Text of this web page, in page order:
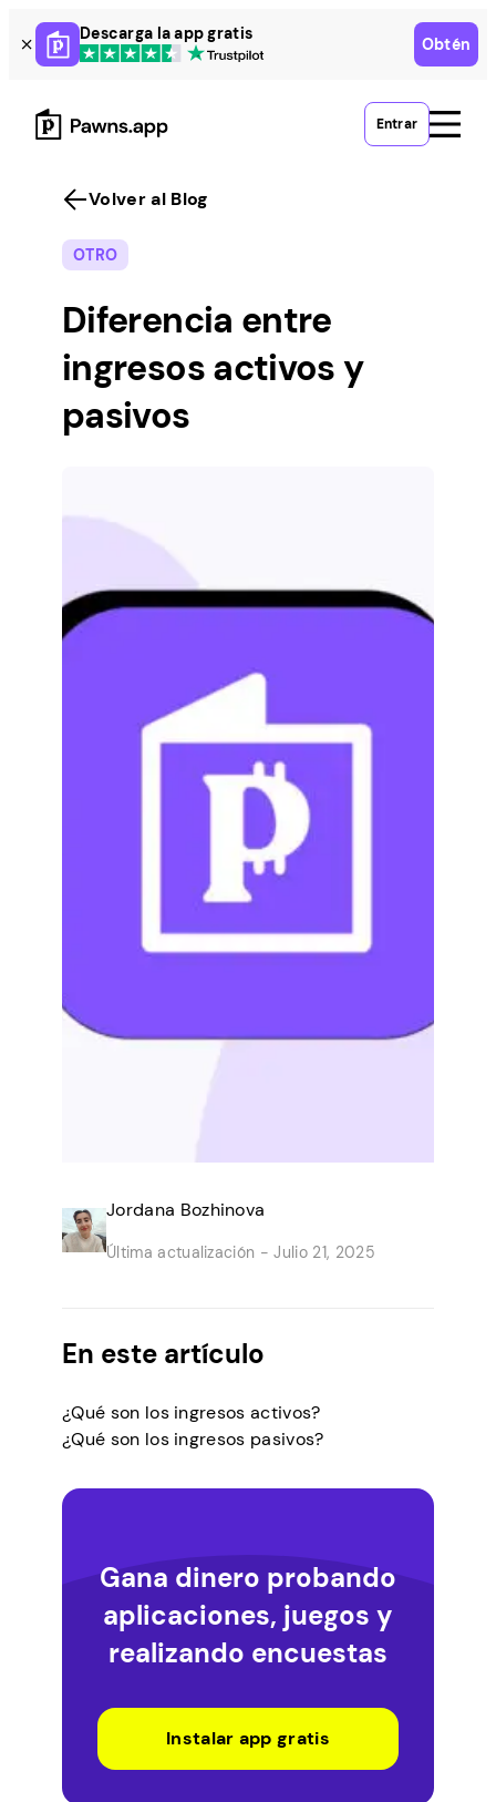
Skip
to
content
Descarga la app gratis
Obtén
Entrar
Volver al Blog
OTRO
Diferencia entre
ingresos activos y
pasivos
Jordana Bozhinova
Última actualización - Julio 21, 2025
En este artículo
¿Qué son los ingresos activos?
¿Qué son los ingresos pasivos?
Gana dinero probando
aplicaciones, juegos y
realizando encuestas
Instalar app gratis